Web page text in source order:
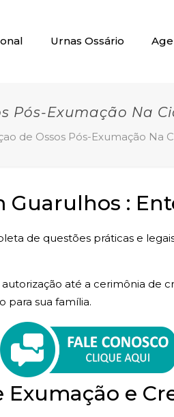
Urnas Ossário
Pós-Exumação Na
de Ossos Pós-Exumação Na
:
de questões práticas e
até a cerimônia de
para sua família.
e